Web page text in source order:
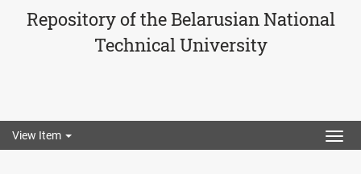
Repository of the Belarusian National
Technical University
View Item